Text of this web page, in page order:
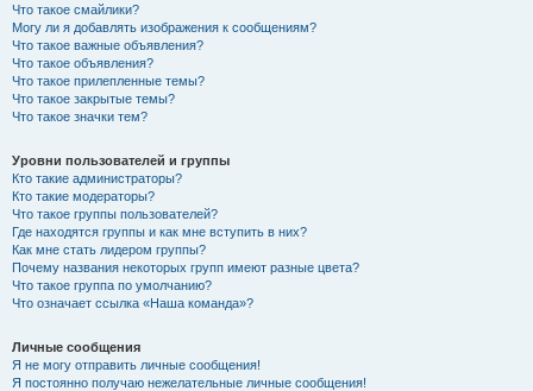
Что такое смайлики?
Могу ли я добавлять изображения к сообщениям?
Что такое важные объявления?
Что такое объявления?
Что такое прилепленные темы?
Что такое закрытые темы?
Что такое значки тем?
Уровни пользователей и группы
Кто такие администраторы?
Кто такие модераторы?
Что такое группы пользователей?
Где находятся группы и как мне вступить в них?
Как мне стать лидером группы?
Почему названия некоторых групп имеют разные цвета?
Что такое группа по умолчанию?
Что означает ссылка «Наша команда»?
Личные сообщения
Я не могу отправить личные сообщения!
Я постоянно получаю нежелательные личные сообщения!